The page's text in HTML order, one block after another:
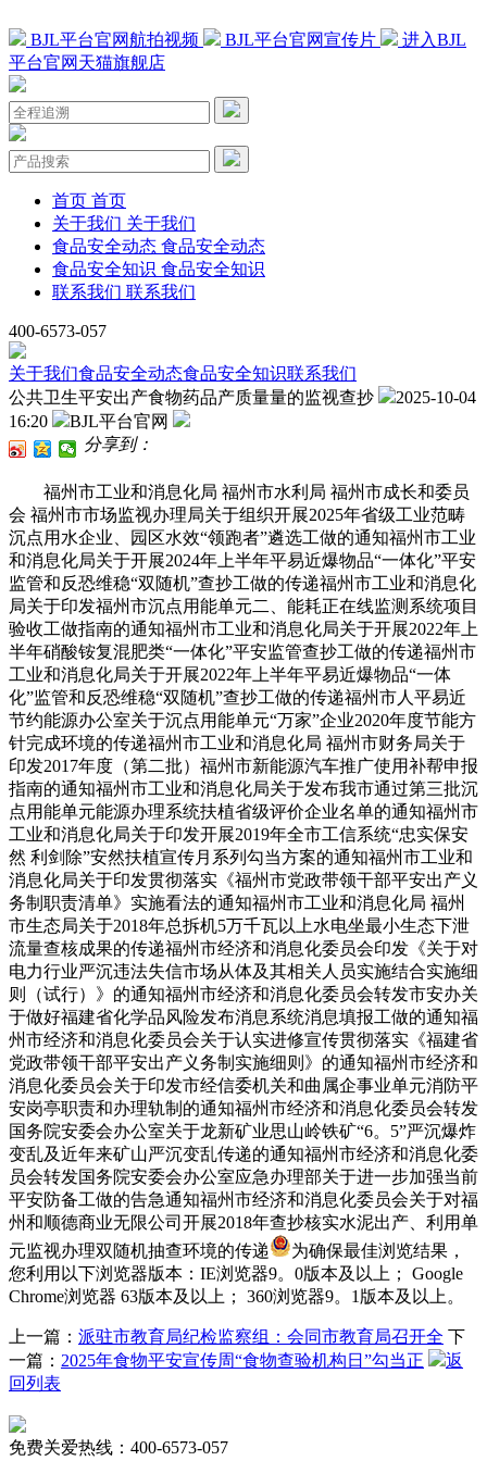
BJL平台官网航拍视频 BJL平台官网宣传片
进入BJL
平台官网天猫旗舰店
首页 首页
关于我们 关于我们
食品安全动态 食品安全动态
食品安全知识 食品安全知识
联系我们 联系我们
400-6573-057
关于我们食品安全动态食品安全知识联系我们
公共卫生平安出产食物药品产质量量的监视查抄
2025-10-04
16:20
BJL平台官网
分享到：
福州市工业和消息化局 福州市水利局 福州市成长和委员
会 福州市市场监视办理局关于组织开展2025年省级工业范畴
沉点用水企业、园区水效“领跑者”遴选工做的通知福州市工业
和消息化局关于开展2024年上半年平易近爆物品“一体化”平安
监管和反恐维稳“双随机”查抄工做的传递福州市工业和消息化
局关于印发福州市沉点用能单元二、能耗正在线监测系统项目
验收工做指南的通知福州市工业和消息化局关于开展2022年上
半年硝酸铵复混肥类“一体化”平安监管查抄工做的传递福州市
工业和消息化局关于开展2022年上半年平易近爆物品“一体
化”监管和反恐维稳“双随机”查抄工做的传递福州市人平易近
节约能源办公室关于沉点用能单元“万家”企业2020年度节能方
针完成环境的传递福州市工业和消息化局 福州市财务局关于
印发2017年度（第二批）福州市新能源汽车推广使用补帮申报
指南的通知福州市工业和消息化局关于发布我市通过第三批沉
点用能单元能源办理系统扶植省级评价企业名单的通知福州市
工业和消息化局关于印发开展2019年全市工信系统“忠实保安
然 利剑除”安然扶植宣传月系列勾当方案的通知福州市工业和
消息化局关于印发贯彻落实《福州市党政带领干部平安出产义
务制职责清单》实施看法的通知福州市工业和消息化局 福州
市生态局关于2018年总拆机5万千瓦以上水电坐最小生态下泄
流量查核成果的传递福州市经济和消息化委员会印发《关于对
电力行业严沉违法失信市场从体及其相关人员实施结合实施细
则（试行）》的通知福州市经济和消息化委员会转发市安办关
于做好福建省化学品风险发布消息系统消息填报工做的通知福
州市经济和消息化委员会关于认实进修宣传贯彻落实《福建省
党政带领干部平安出产义务制实施细则》的通知福州市经济和
消息化委员会关于印发市经信委机关和曲属企事业单元消防平
安岗亭职责和办理轨制的通知福州市经济和消息化委员会转发
国务院安委会办公室关于龙新矿业思山岭铁矿“6。5”严沉爆炸
变乱及近年来矿山严沉变乱传递的通知福州市经济和消息化委
员会转发国务院安委会办公室应急办理部关于进一步加强当前
平安防备工做的告急通知福州市经济和消息化委员会关于对福
州和顺德商业无限公司开展2018年查抄核实水泥出产、利用单
元监视办理双随机抽查环境的传递
为确保最佳浏览结果，
您利用以下浏览器版本：IE浏览器9。0版本及以上； Google
Chrome浏览器 63版本及以上； 360浏览器9。1版本及以上。
上一篇： 派驻市教育局纪检监察组：会同市教育局召开全 下
一篇： 2025年食物平安宣传周“食物查验机构日”勾当正
返
回列表
免费关爱热线：400-6573-057